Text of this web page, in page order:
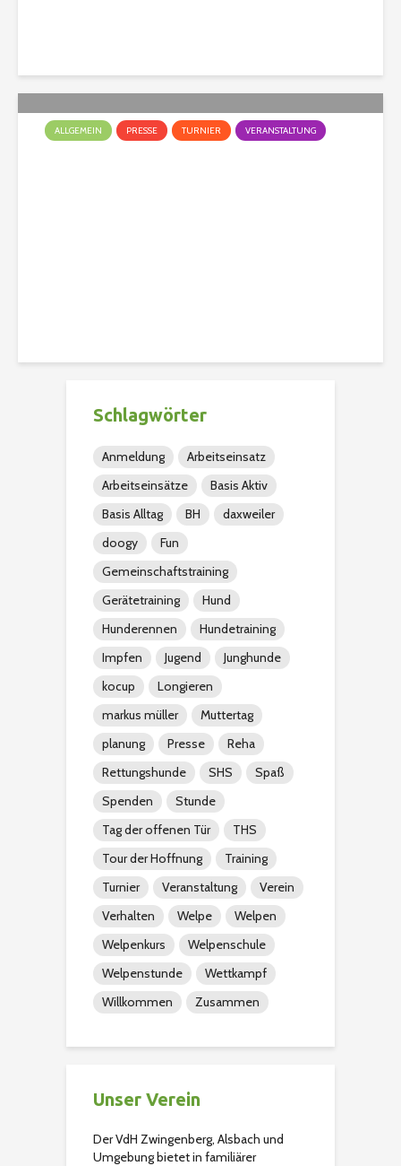
ALLGEMEIN PRESSE TURNIER VERANSTALTUNG
Schlagwörter
Anmeldung
Arbeitseinsatz
Arbeitseinsätze
Basis Aktiv
Basis Alltag
BH
daxweiler
doogy
Fun
Gemeinschaftstraining
Gerätetraining
Hund
Hunderennen
Hundetraining
Impfen
Jugend
Junghunde
kocup
Longieren
markus müller
Muttertag
planung
Presse
Reha
Rettungshunde
SHS
Spaß
Spenden
Stunde
Tag der offenen Tür
THS
Tour der Hoffnung
Training
Turnier
Veranstaltung
Verein
Verhalten
Welpe
Welpen
Welpenkurs
Welpenschule
Welpenstunde
Wettkampf
Willkommen
Zusammen
Unser Verein
Der VdH Zwingenberg, Alsbach und
Umgebung bietet in familiärer